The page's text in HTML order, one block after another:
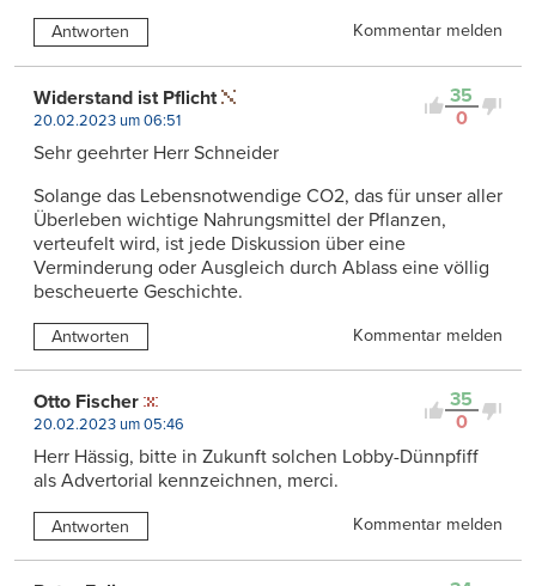
Antworten Kommentar melden
35
0
Widerstand ist Pflicht
20.02.2023 um 06:51
Sehr geehrter Herr Schneider
Solange das Lebensnotwendige CO2, das für unser aller
Überleben wichtige Nahrungsmittel der Pflanzen,
verteufelt wird, ist jede Diskussion über eine
Verminderung oder Ausgleich durch Ablass eine völlig
bescheuerte Geschichte.
Antworten Kommentar melden
35
0
Otto Fischer
20.02.2023 um 05:46
Herr Hässig, bitte in Zukunft solchen Lobby-Dünnpfiff
als Advertorial kennzeichnen, merci.
Antworten Kommentar melden